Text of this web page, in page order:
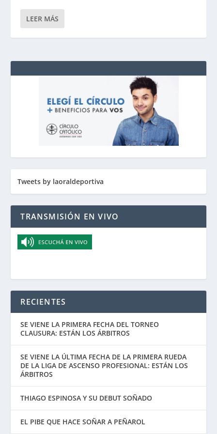
LEER MÁS
Tweets by laoraldeportiva
TRANSMISIÓN EN VIVO
RECIENTES
SE VIENE LA PRIMERA FECHA DEL TORNEO
CLAUSURA: ESTÁN LOS ÁRBITROS
SE VIENE LA ÚLTIMA FECHA DE LA PRIMERA RUEDA
DE LA LIGA DE ASCENSO PROFESIONAL: ESTÁN LOS
ÁRBITROS
THIAGO ESPINOSA Y SU DEBUT SOÑADO
EL PIBE QUE HACE SOÑAR A PEÑAROL